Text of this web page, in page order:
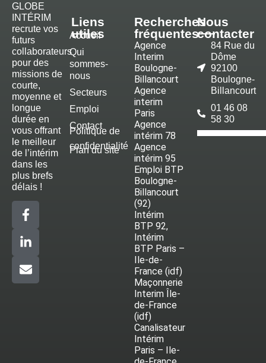
GLOBE
INTÉRIM
recrute vos
futurs
collaborateurs
pour des
missions de
courte,
moyenne et
longue
durée en
vous offrant
le meilleur
de l’intérim
dans les
plus brefs
délais !
Liens
utiles
Accueil
Qui
sommes-
nous
Secteurs
Emploi
Contact
Politique de
confidentialité
Plan du site
Recherches
fréquentes
Agence
Interim
Boulogne-
Billancourt
Agence
interim
Paris
Agence
intérim 78
Agence
intérim 95
Emploi BTP
Boulogne-
Billancourt
(92)
Intérim
BTP 92,
Intérim
BTP Paris –
Ile-de-
France (idf)
Maçonnerie
Interim Île-
de-France
(idf)
Canalisateur
Intérim
Paris – Ile-
Nous
contacter
84 Rue du
Dôme
92100
Boulogne-
Billancourt
01 46 08
58 30